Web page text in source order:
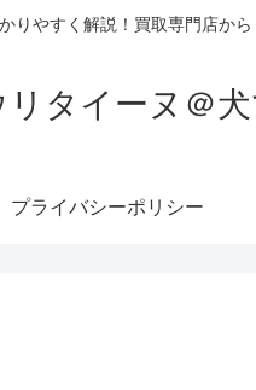
りやすく解説！買取専門店か
リタイーヌ＠
プライバシーポリシー